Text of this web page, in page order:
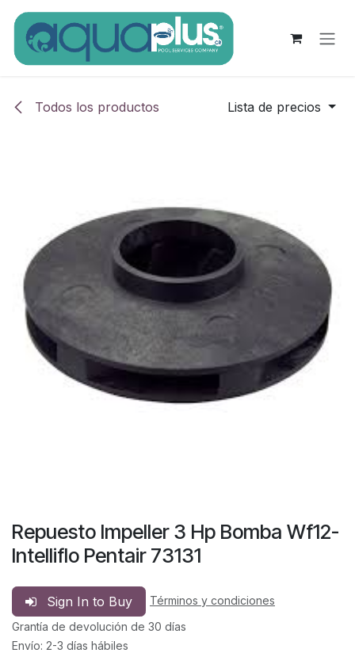
Ir al contenido
Todos los productos Lista de precios
Repuesto Impeller 3 Hp Bomba Wf12-
Intelliflo Pentair 73131
Sign In to Buy
Términos y condiciones
Grantía de devolución de 30 días
Envío: 2-3 días hábiles